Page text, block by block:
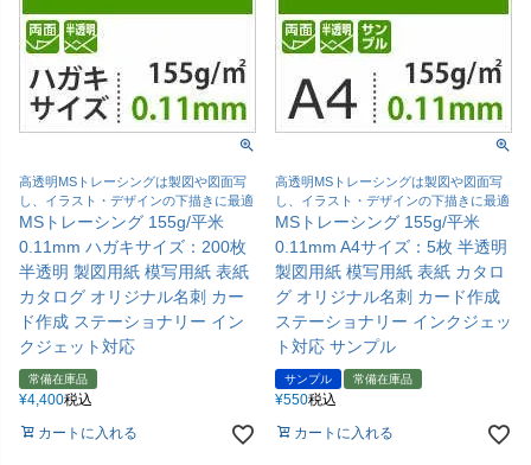
高透明MSトレーシングは製図や図面写
し、イラスト・デザインの下描きに最適
MSトレーシング 155g/平米
0.11mm ハガキサイズ：200枚
半透明 製図用紙 模写用紙 表紙
カタログ オリジナル名刺 カー
ド作成 ステーショナリー イン
クジェット対応
常備在庫品
¥4,400税込
カートに入れる
高透明MSトレーシングは製図や図面写
し、イラスト・デザインの下描きに最適
MSトレーシング 155g/平米
0.11mm A4サイズ：5枚 半透明
製図用紙 模写用紙 表紙 カタロ
グ オリジナル名刺 カード作成
ステーショナリー インクジェッ
ト対応 サンプル
サンプル 常備在庫品
¥550税込
カートに入れる